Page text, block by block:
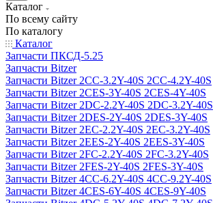
Каталог
По всему сайту
По каталогу
Каталог
Запчасти ПКСД-5.25
Запчасти Bitzer
Запчасти Bitzer 2CC-3.2Y-40S 2CC-4.2Y-40S
Запчасти Bitzer 2CES-3Y-40S 2CES-4Y-40S
Запчасти Bitzer 2DC-2.2Y-40S 2DC-3.2Y-40S
Запчасти Bitzer 2DES-2Y-40S 2DES-3Y-40S
Запчасти Bitzer 2EC-2.2Y-40S 2EC-3.2Y-40S
Запчасти Bitzer 2EES-2Y-40S 2EES-3Y-40S
Запчасти Bitzer 2FC-2.2Y-40S 2FC-3.2Y-40S
Запчасти Bitzer 2FES-2Y-40S 2FES-3Y-40S
Запчасти Bitzer 4CC-6.2Y-40S 4CC-9.2Y-40S
Запчасти Bitzer 4CES-6Y-40S 4CES-9Y-40S